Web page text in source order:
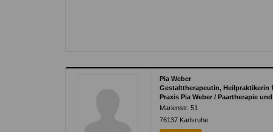
Pia Weber
Gestalttherapeutin, Heilpraktikerin
Praxis Pia Weber / Paartherapie
Marienstr. 51
76137 Karlsruhe